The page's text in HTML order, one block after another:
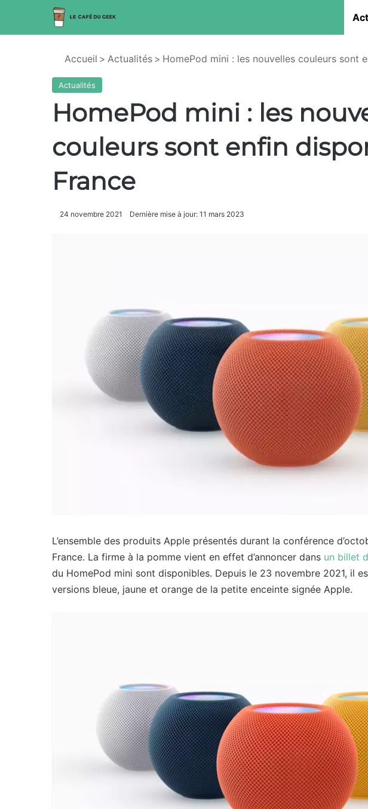
Accueil > Actualités > HomePod mini : les nouvelles couleurs sont
Actualités
HomePod mini : les
couleurs sont enfin
France
24 novembre 2021 Dernière mise à jour: 11 mars 2023
L’ensemble des produits Apple présentés durant la conférence
France. La firme à la pomme vient en effet d’annoncer dans un billet
du HomePod mini sont disponibles. Depuis le 23 novembre 2021, il
versions bleue, jaune et orange de la petite enceinte signée Apple.